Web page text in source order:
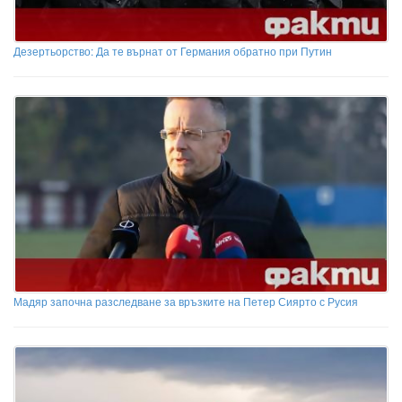
Дезертьорство: Да те върнат от Германия обратно при Путин
Мадяр започна разследване за връзките на Петер Сиярто с Русия